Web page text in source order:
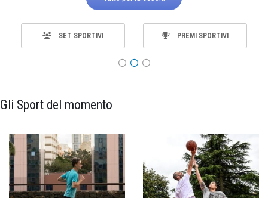
SET SPORTIVI PREMI SPORTIVI
Gli Sport del momento